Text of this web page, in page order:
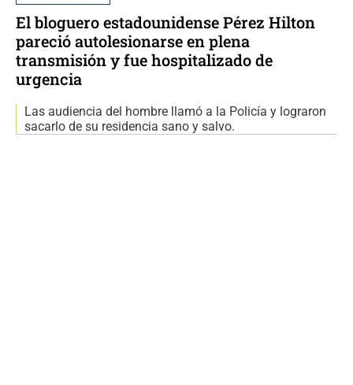
El bloguero estadounidense Pérez Hilton
pareció autolesionarse en plena
transmisión y fue hospitalizado de
urgencia
Las audiencia del hombre llamó a la Policía y lograron
sacarlo de su residencia sano y salvo.